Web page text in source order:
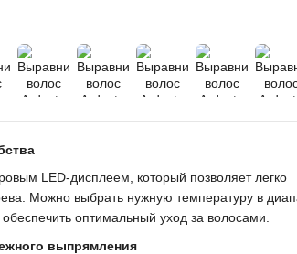
LED-дисплеем, который позволяет легко
Можно выбрать нужную температуру в
оптимальный уход за волосами.
выпрямления